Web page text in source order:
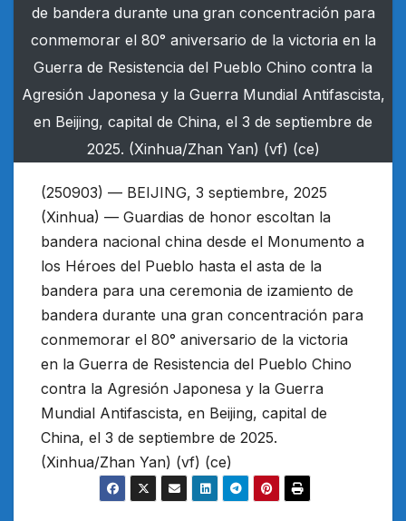
de bandera durante una gran concentración para
conmemorar el 80° aniversario de la victoria en la
Guerra de Resistencia del Pueblo Chino contra la
Agresión Japonesa y la Guerra Mundial Antifascista,
en Beijing, capital de China, el 3 de septiembre de
2025. (Xinhua/Zhan Yan) (vf) (ce)
(250903) — BEIJING, 3 septiembre, 2025
(Xinhua) — Guardias de honor escoltan la
bandera nacional china desde el Monumento a
los Héroes del Pueblo hasta el asta de la
bandera para una ceremonia de izamiento de
bandera durante una gran concentración para
conmemorar el 80° aniversario de la victoria
en la Guerra de Resistencia del Pueblo Chino
contra la Agresión Japonesa y la Guerra
Mundial Antifascista, en Beijing, capital de
China, el 3 de septiembre de 2025.
(Xinhua/Zhan Yan) (vf) (ce)